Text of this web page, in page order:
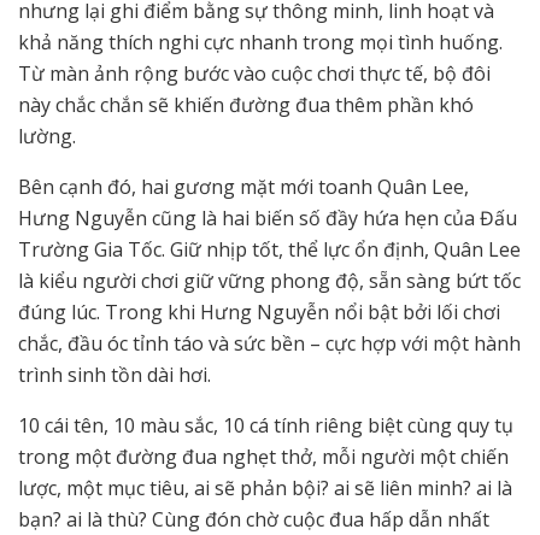
nhưng lại ghi điểm bằng sự thông minh, linh hoạt và
khả năng thích nghi cực nhanh trong mọi tình huống.
Từ màn ảnh rộng bước vào cuộc chơi thực tế, bộ đôi
này chắc chắn sẽ khiến đường đua thêm phần khó
lường.
Bên cạnh đó, hai gương mặt mới toanh Quân Lee,
Hưng Nguyễn cũng là hai biến số đầy hứa hẹn của Đấu
Trường Gia Tốc. Giữ nhịp tốt, thể lực ổn định, Quân Lee
là kiểu người chơi giữ vững phong độ, sẵn sàng bứt tốc
đúng lúc. Trong khi Hưng Nguyễn nổi bật bởi lối chơi
chắc, đầu óc tỉnh táo và sức bền – cực hợp với một hành
trình sinh tồn dài hơi.
10 cái tên, 10 màu sắc, 10 cá tính riêng biệt cùng quy tụ
trong một đường đua nghẹt thở, mỗi người một chiến
lược, một mục tiêu, ai sẽ phản bội? ai sẽ liên minh? ai là
bạn? ai là thù? Cùng đón chờ cuộc đua hấp dẫn nhất